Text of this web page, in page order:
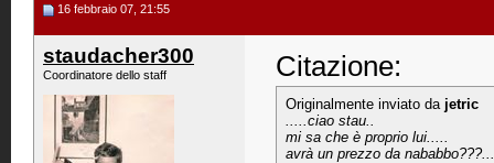
16 febbraio 07, 21:55
staudacher300
Coordinatore dello staff Citazione:
Originalmente inviato da jetric
.....ciao stau..
mi sa che è proprio lui.....
avrà un prezzo da nababbo???...